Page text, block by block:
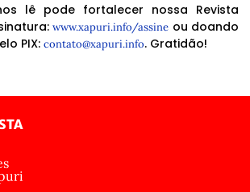
lê pode fortalecer nossa Revista
www.xapuri.info/assine ou doando
PIX: contato@xapuri.info. Gratidão!